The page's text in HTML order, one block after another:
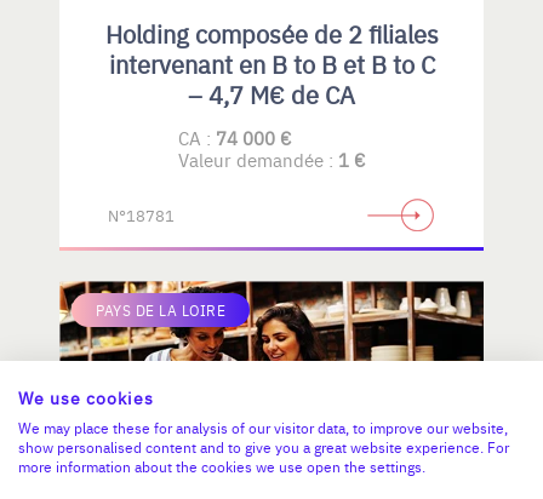
Holding composée de 2 filiales
intervenant en B to B et B to C
– 4,7 M€ de CA
CA : 74 000 €
Valeur demandée : 1 €
N°18781
PAYS DE LA LOIRE
We use cookies
We may place these for analysis of our visitor data, to improve our website,
show personalised content and to give you a great website experience. For
more information about the cookies we use open the settings.